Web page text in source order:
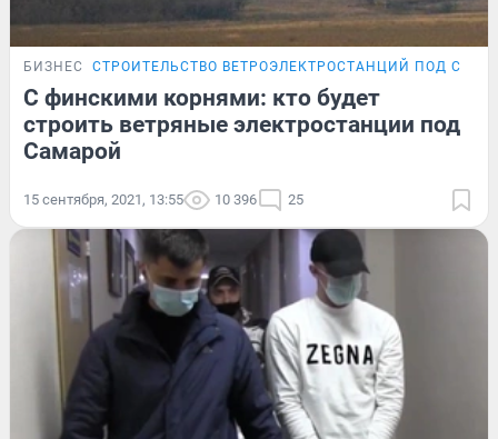
БИЗНЕС СТРОИТЕЛЬСТВО ВЕТРОЭЛЕКТРОСТАНЦИЙ ПОД
С финскими корнями: кто будет
строить ветряные электростанции под
Самарой
15 сентября, 2021, 13:55 10 396 25